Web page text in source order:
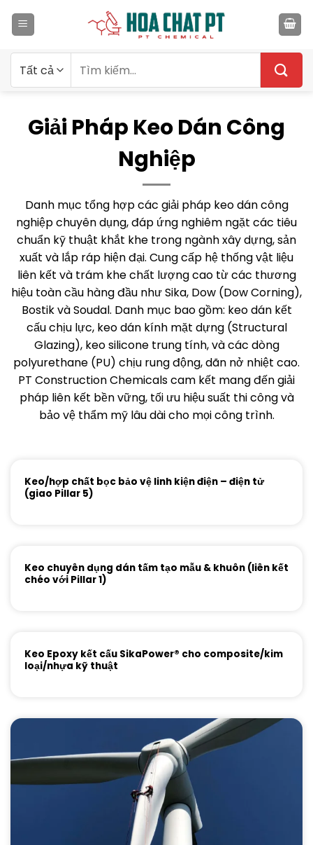
qua
kiếm:
Giải Pháp Keo Dán Công
Nghiệp
Danh mục tổng hợp các giải pháp keo dán công
nghiệp chuyên dụng, đáp ứng nghiêm ngặt các tiêu
chuẩn kỹ thuật khắt khe trong ngành xây dựng, sản
xuất và lắp ráp hiện đại. Cung cấp hệ thống vật liệu
liên kết và trám khe chất lượng cao từ các thương
hiệu toàn cầu hàng đầu như Sika, Dow (Dow Corning),
Bostik và Soudal. Danh mục bao gồm: keo dán kết
cấu chịu lực, keo dán kính mặt dựng (Structural
Glazing), keo silicone trung tính, và các dòng
polyurethane (PU) chịu rung động, dãn nở nhiệt cao.
PT Construction Chemicals cam kết mang đến giải
pháp liên kết bền vững, tối ưu hiệu suất thi công và
bảo vệ thẩm mỹ lâu dài cho mọi công trình.
Keo/hợp chất bọc bảo vệ linh kiện điện – điện tử
(giao Pillar 5)
Keo chuyên dụng dán tấm tạo mẫu & khuôn (liên kết
chéo với Pillar 1)
Keo Epoxy kết cấu SikaPower® cho composite/kim
loại/nhựa kỹ thuật